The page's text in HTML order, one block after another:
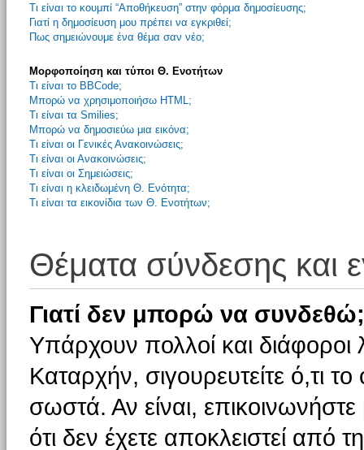
Τι είναι το κουμπί “Αποθήκευση” στην φόρμα δημοσίευσης;
Γιατί η δημοσίευση μου πρέπει να εγκριθεί;
Πως σημειώνουμε ένα θέμα σαν νέο;
Μορφοποίηση και τύποι Θ. Ενοτήτων
Τι είναι το BBCode;
Μπορώ να χρησιμοποιήσω HTML;
Τι είναι τα Smilies;
Μπορώ να δημοσιεύω μια εικόνα;
Τι είναι οι Γενικές Ανακοινώσεις;
Τι είναι οι Ανακοινώσεις;
Τι είναι οι Σημειώσεις;
Τι είναι η κλειδωμένη Θ. Ενότητα;
Τι είναι τα εικονίδια των Θ. Ενοτήτων;
Θέματα σύνδεσης και
Γιατί δεν μπορώ να συνδεθώ;
Υπάρχουν πολλοί και
Καταρχήν, σιγουρευτείτε ό,τι
σωστά. Αν είναι, επικοινωνήστε
ότι δεν έχετε αποκλειστεί από